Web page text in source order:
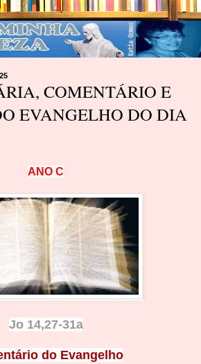
COMENTÁRIO E
EVANGELHO DO DIA
A NO C
Jo 14,27-31a
do Evangelho